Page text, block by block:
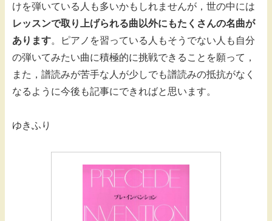
けを弾いている人も多いかもしれませんが，世の中には
レッスンで取り上げられる曲以外にもたくさんの名曲が
あります。ピアノを習っている人もそうでない人も自分
の弾いてみたい曲に積極的に挑戦できることを願って，
また，譜読みが苦手な人が少しでも譜読みの抵抗がなく
なるように今後も記事にできればと思います。
ゆきふり